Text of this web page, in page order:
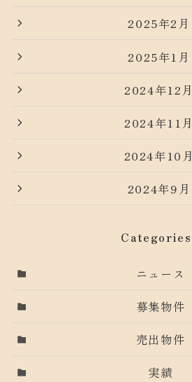
2025年2月
2025年1月
2024年12月
2024年11月
2024年10月
2024年9月
Categories
ニュース
募集物件
売出物件
実績